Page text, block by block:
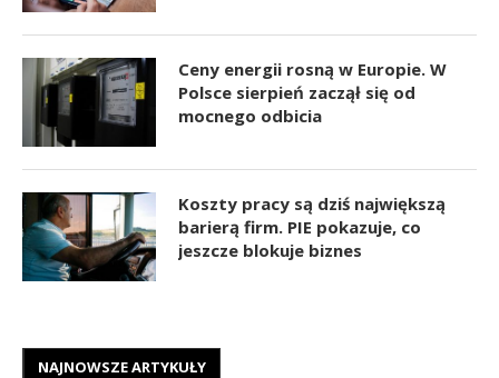
Ceny energii rosną w Europie. W
Polsce sierpień zaczął się od
mocnego odbicia
Koszty pracy są dziś największą
barierą firm. PIE pokazuje, co
jeszcze blokuje biznes
NAJNOWSZE ARTYKUŁY